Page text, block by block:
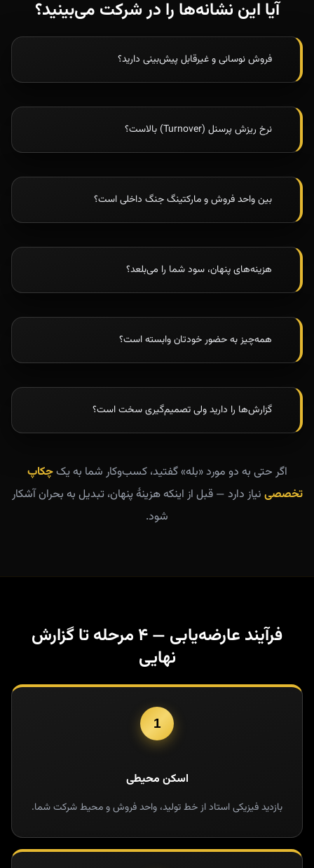
آیا این نشانه‌ها را در شرکت می‌بینید؟
فروش نوسانی و غیرقابل پیش‌بینی دارید؟
نرخ ریزش پرسنل (Turnover) بالاست؟
بین واحد فروش و مارکتینگ جنگ داخلی است؟
هزینه‌های پنهان، سود شما را می‌بلعد؟
همه‌چیز به حضور خودتان وابسته است؟
گزارش‌ها را دارید ولی تصمیم‌گیری سخت است؟
اگر حتی به دو مورد «بله» گفتید، کسب‌وکار شما به یکچکاپ
تخصصی نیاز دارد — قبل از اینکه هزینهٔ پنهان، تبدیل به بحران آشکار
شود.
فرآیند عارضه‌یابی — ۴ مرحله تا گزارش
نهایی
1
اسکن محیطی
بازدید فیزیکی استاد از خط تولید، واحد فروش و محیط شرکت شما.